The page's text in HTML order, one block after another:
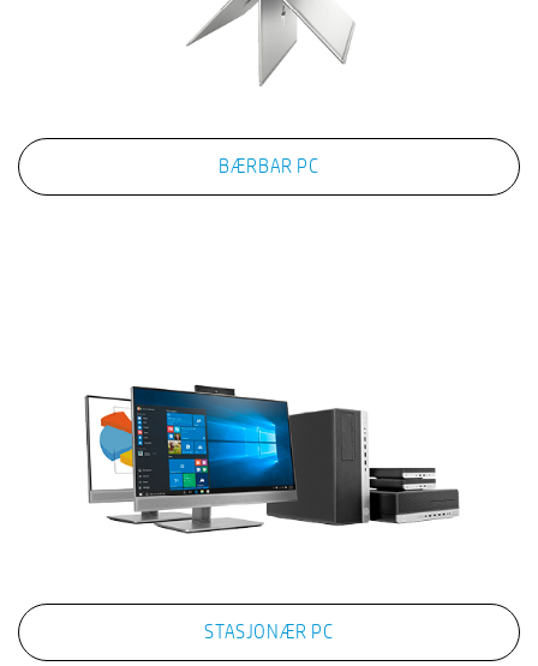
BÆRBAR PC
STASJONÆR PC